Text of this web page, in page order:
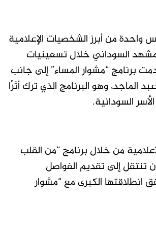
واحدة من أبرز الشخصيات الإعلامية
السوداني خلال تسعينيات
برنامج “مشوار المساء” إلى جانب
الماجد، وهو البرنامج الذي ترك أثرًا
السودانية.
من خلال برنامج “من القلب
تنتقل إلى تقديم الفواصل
انطلاقتها الكبرى مع “مشوار